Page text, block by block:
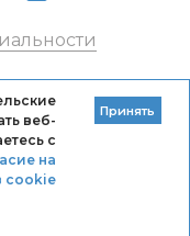
этики DRC
веб-
с
на
cookie
Принять